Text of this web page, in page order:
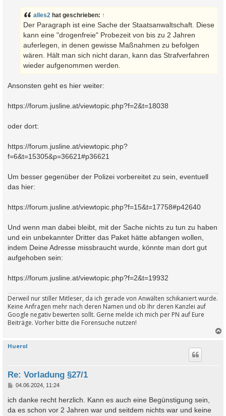
alles2 hat geschrieben: ↑
Der Paragraph ist eine Sache der Staatsanwaltschaft. Diese
kann eine "drogenfreie" Probezeit von bis zu 2 Jahren
auferlegen, in denen gewisse Maßnahmen zu befolgen
wären. Hält man sich nicht daran, kann das Strafverfahren
wieder aufgenommen werden.
Ansonsten geht es hier weiter:
https://forum.jusline.at/viewtopic.php?f=2&t=18038
oder dort:
https://forum.jusline.at/viewtopic.php?
f=6&t=15305&p=36621#p36621
Um besser gegenüber der Polizei vorbereitet zu sein, eventuell
das hier:
https://forum.jusline.at/viewtopic.php?f=15&t=17758#p42640
Und wenn man dabei bleibt, mit der Sache nichts zu tun zu haben
und ein unbekannter Dritter das Paket hätte abfangen wollen,
indem Deine Adresse missbraucht wurde, könnte man dort gut
aufgehoben sein:
https://forum.jusline.at/viewtopic.php?f=2&t=19932
Derweil nur stiller Mitleser, da ich gerade von Anwälten schikaniert wurde.
Keine Anfragen mehr nach deren Namen und ob Ihr deren Kanzlei auf
Google negativ bewerten sollt. Gerne melde ich mich per PN auf Eure
Beiträge. Vorher bitte die Forensuche nutzen!
Huerol
Re: Vorladung §27/1
B
i
t
r
04.06.2024, 11:24
ich danke recht herzlich. Kann es auch eine Begünstigung sein,
da es schon vor 2 Jahren war und seitdem nichts war und keine